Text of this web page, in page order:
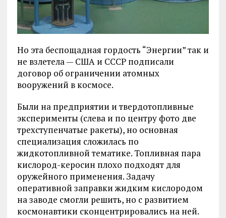
Но эта беспощадная гордость “Энергии” так и
не взлетела — США и СССР подписали
договор об ограничении атомных
вооружений в космосе.
Были на предприятии и твердотопливные
эксперименты (слева и по центру фото две
трехступенчатые ракеты), но основная
специализация сложилась по
жидкотопливной тематике. Топливная пара
кислород-керосин плохо подходят для
оружейного применения. Задачу
оперативной заправки жидким кислородом
на заводе смогли решить, но с развитием
космонавтики сконцентрировались на ней.